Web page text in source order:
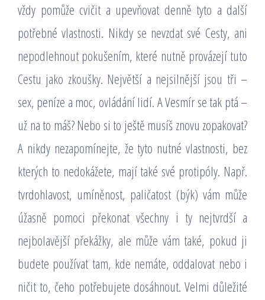
vždy pomůže cvičit a upevňovat denně tyto a další
potřebné vlastnosti. Nikdy se nevzdat své Cesty, ani
nepodlehnout pokušením, které nutně provázejí tuto
Cestu jako zkoušky. Největší a nejsilnější jsou tři –
sex, peníze a moc, ovládání lidí. A Vesmír se tak ptá –
už na to máš? Nebo si to ještě musíš znovu zopakovat?
A nikdy nezapomínejte, že tyto nutné vlastnosti, bez
kterých to nedokážete, mají také své protipóly. Např.
tvrdohlavost, umíněnost, paličatost (býk) vám může
úžasně pomoci překonat všechny i ty nejtvrdší a
nejbolavější překážky, ale může vám také, pokud ji
budete používat tam, kde nemáte, oddalovat nebo i
ničit to, čeho potřebujete dosáhnout. Velmi důležité